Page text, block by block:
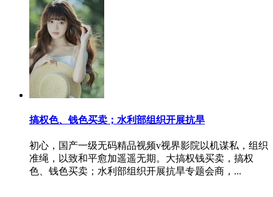
搞权色、钱色买卖；水利部组织开展抗旱
初心，国产一级无码精品视频v视界影院以机谋私，组织
准绳，以致和平愈加遥遥无期。大搞权钱买卖，搞权
色、钱色买卖；水利部组织开展抗旱专题会商，...